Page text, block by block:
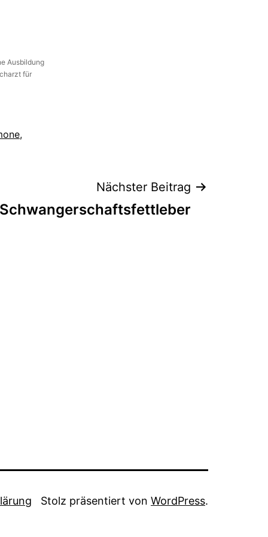
Ausbildung
für
,
Nächster Beitrag
Stolz präsentiert von WordPress.